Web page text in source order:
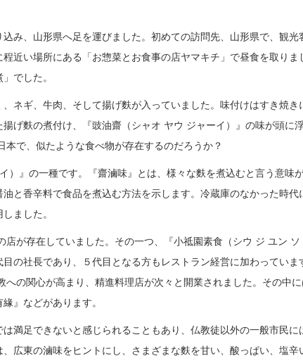
み、山形県へ足を運びました。初めての訪問先、山形県で、観光
近い場所にある「お惣菜とお食事の店ヤマキチ」で昼食を取りま
でした。
ネギ、牛肉、そして揚げ麩が入っていました。味付けはすき焼き
げ麩の煮付け、『豉油齋（シャオ ヤウ ジャーイ）』の味が頭に
で、似たような食べ物が存在するのだろうか？
）』の一種です。『齋滷味』とは、様々な麩を煮込むと言う意味
と香辛料で食品を煮込む方法を示します。冷蔵庫のなかった時代
ました。
が存在していました。その一つ、『小祗園素食（シウ ジ ユン ソ
の社長であり、５代目となる方もレストラン経営に加わっていま
の関心が高まり、精進料理店が次々と開業されました。その中に
』などがあります。
満足できないと感じられることもあり、仏教徒以外の一般市民に
広東の滷味をヒントにし、さまざまな麩を甘い、酸っぱい、塩辛